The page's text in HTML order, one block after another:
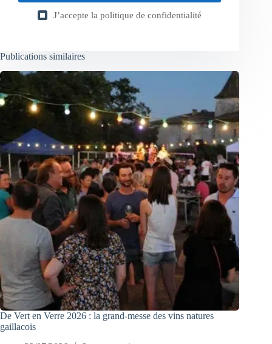
J’accepte la politique de confidentialité
Publications similaires
De Vert en Verre 2026 : la grand-messe des vins natures
gaillacois